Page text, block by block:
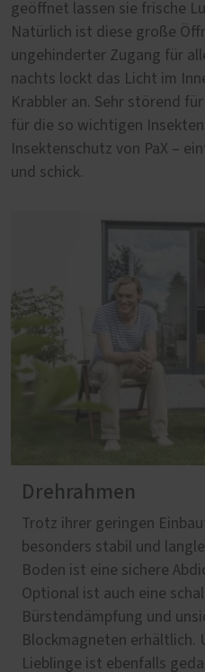
geöffnet lassen sie frische
Natürlich ist diese große
ungehinderter Zugang für
nachts lockt das Licht im
Krabbler an. Sehr störend
für die so wichtigen
Insektenschutz von PaX –
und schick.
Drehrahmen
Trotz ihrer geringen
besonders stabil und
Boden ist eine sichere
Optional ist auch eine
Bürstendämpfung und
Blockmagneten erhältlich.
Lieblinge ist ebenfalls